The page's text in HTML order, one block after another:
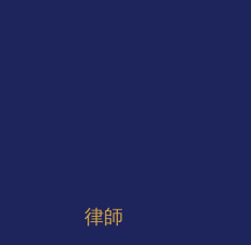
律師